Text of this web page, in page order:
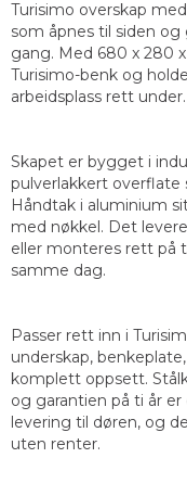
Turisimo overskap
som åpnes til siden
gang. Med 680 x 280
Turisimo-benk og
arbeidsplass rett under.
Skapet er bygget i
pulverlakkert overflate
Håndtak i aluminium
med nøkkel. Det
eller monteres rett på
samme dag.
Passer rett inn i
underskap,
komplett oppsett.
og garantien på ti år
levering til døren, og
uten renter.